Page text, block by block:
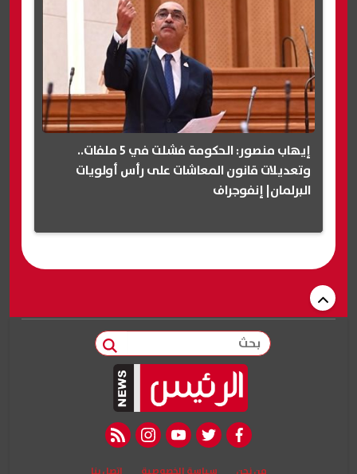
إيهاب منصور: الحكومة فشلت في 5 ملفات..
وتعديلات قانون المعاشات على رأس أولويات
البرلمان| إنفوجراف
بحث
facebook
twitter
youtube
instagram
rss feed
من نحن سياسة الخصوصية اتصل بنا